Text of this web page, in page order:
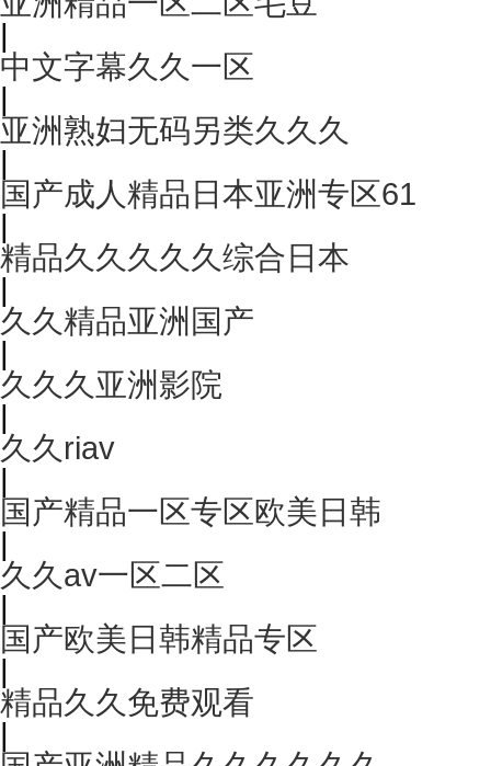
|
中文字幕久久一区
|
亚洲熟妇无码另类久久久
|
国产成人精品日本亚洲专区61
|
精品久久久久久综合日本
|
久久精品亚洲国产
|
久久久亚洲影院
|
久久riav
|
国产精品一区专区欧美日韩
|
久久av一区二区
|
国产欧美日韩精品专区
|
精品久久免费观看
|